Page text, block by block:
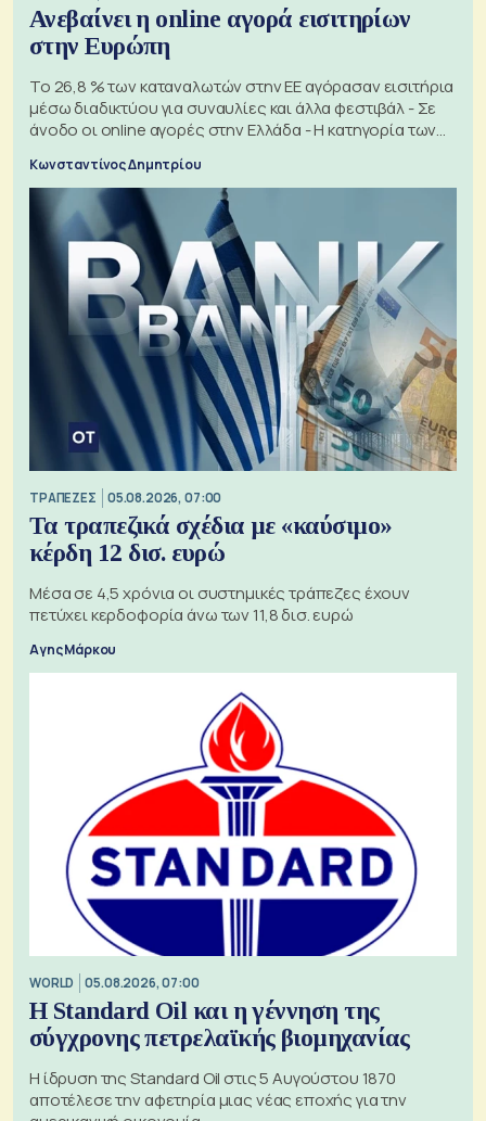
Ανεβαίνει η online αγορά εισιτηρίων
στην Ευρώπη
Το 26,8 % των καταναλωτών στην ΕΕ αγόρασαν εισιτήρια
μέσω διαδικτύου για συναυλίες και άλλα φεστιβάλ - Σε
άνοδο οι online αγορές στην Ελλάδα - Η κατηγορία των
Κωνσταντίνος Δημητρίου
ΤΡΑΠΕΖΕΣ 05.08.2026, 07:00
Τα τραπεζικά σχέδια με «καύσιμο»
κέρδη 12 δισ. ευρώ
Μέσα σε 4,5 χρόνια οι συστημικές τράπεζες έχουν
πετύχει κερδοφορία άνω των 11,8 δισ. ευρώ
Αγης Μάρκου
WORLD 05.08.2026, 07:00
Η Standard Oil και η γέννηση της
σύγχρονης πετρελαϊκής βιομηχανίας
Η ίδρυση της Standard Oil στις 5 Αυγούστου 1870
αποτέλεσε την αφετηρία μιας νέας εποχής για την